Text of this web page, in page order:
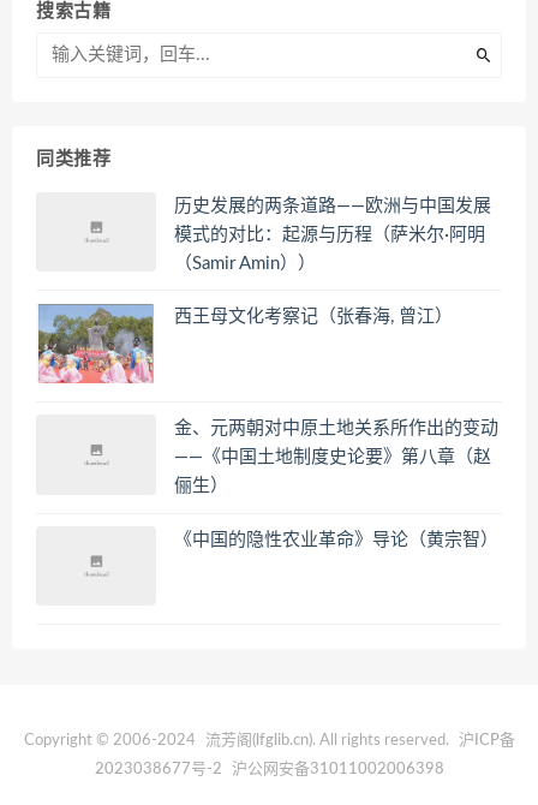
搜索古籍
同类推荐
历史发展的两条道路——欧洲与中国发展
模式的对比：起源与历程（萨米尔·阿明
（Samir Amin））
西王母文化考察记（张春海, 曾江）
金、元两朝对中原土地关系所作出的变动
——《中国土地制度史论要》第八章（赵
俪生）
《中国的隐性农业革命》导论（黄宗智）
Copyright © 2006-2024 流芳阁(lfglib.cn). All rights reserved.
沪ICP备
2023038677号-2
沪公网安备31011002006398